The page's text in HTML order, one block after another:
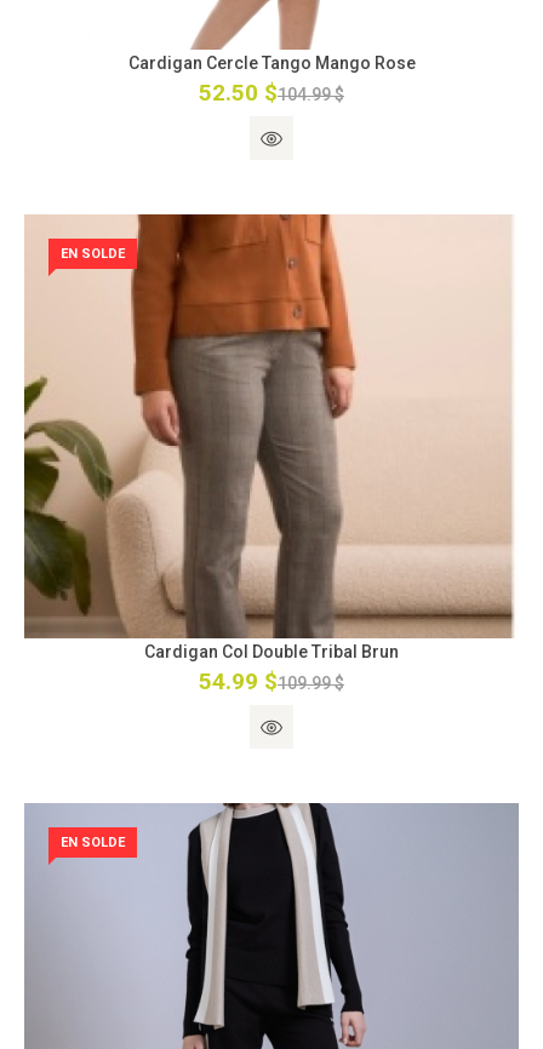
Cardigan Cercle Tango Mango Rose
52.50 $104.99 $
EN SOLDE
Cardigan Col Double Tribal Brun
54.99 $109.99 $
EN SOLDE